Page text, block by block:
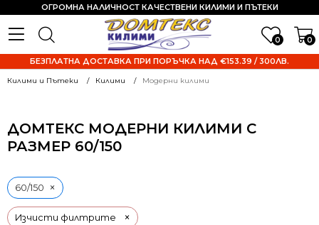
0 0
ОГРОМНА НАЛИЧНОСТ КАЧЕСТВЕНИ КИЛИМИ И ПЪТЕКИ
БЕЗПЛАТНА ДОСТАВКА ПРИ ПОРЪЧКА НАД €153.39 / 300ЛВ.
Килими и Пътеки Килими Модерни килими
ДОМТЕКС МОДЕРНИ КИЛИМИ С
РАЗМЕР 60/150
Изчисти филтрите ×
60/150 ×